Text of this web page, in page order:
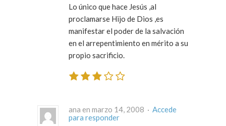
Lo único que hace Jesús ,al
proclamarse Hijo de Dios ,es
manifestar el poder de la salvación
en el arrepentimiento en mérito a su
propio sacrificio.
ana en marzo 14, 2008 · Accede
para responder